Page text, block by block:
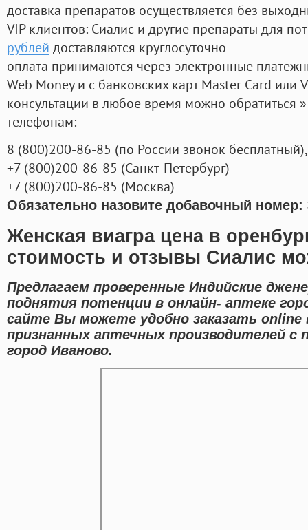
доставка препаратов осуществляется без
VIP клиентов: Сиалис и другие препараты для
рублей доставляются круглосуточно
оплата принимаются через электронные
Web Money и с банковских карт Master Card или
консультации в любое время можно обратиться
телефонам:
8 (800)200-86-85 (по России звонок бесплатный),
+7 (800)200-86-85 (Санкт-Петербург)
+7 (800)200-86-85 (Москва)
Обязательно назовите добавочный номер:
Женская виагра цена в
стоимость и отзывы Сиалис
Предлагаем проверенные Индийские
поднятия потенции в онлайн- аптеке
сайте Вы можете удобно заказать
признанных аптечных производителей с
город Иваново.